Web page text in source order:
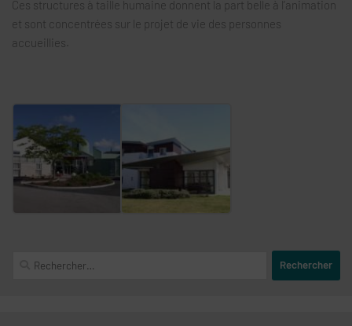
Ces structures à taille humaine donnent la part belle à l’animation
et sont concentrées sur le projet de vie des personnes
accueillies.
Rechercher :